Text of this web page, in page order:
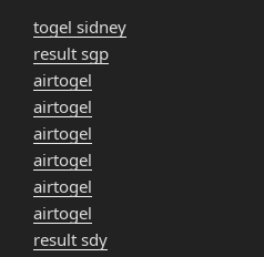
togel sidney
result sgp
airtogel
airtogel
airtogel
airtogel
airtogel
airtogel
result sdy